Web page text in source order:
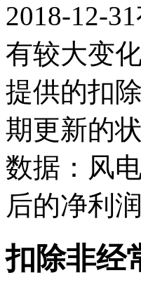
2018-12-
有较大变
提供的扣
期更新的
数据：风
后的净利
扣除非经